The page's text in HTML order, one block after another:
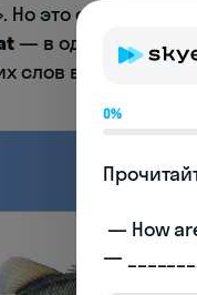
это слово
— в одном случае
слов в
0%
—